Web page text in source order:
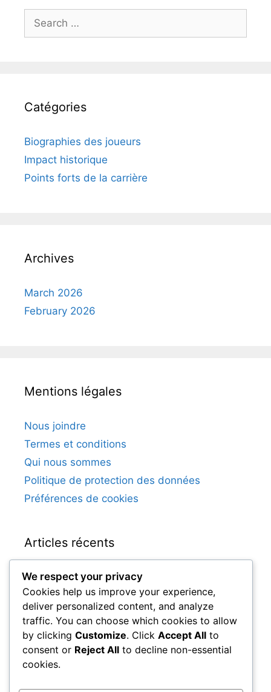
for:
Catégories
Biographies des joueurs
Impact historique
Points forts de la carrière
Archives
March 2026
February 2026
Mentions légales
Nous joindre
Termes et conditions
Qui nous sommes
Politique de protection des données
Préférences de cookies
Articles récents
James McFadden : Enfance, Clubs initiaux,
Soutien familial
Graeme Souness : Jeunesse, Clubs de
jeunes, Influences familiales
Robert Snodgrass : Contributions à la culture
du football écossais, Héritage, Impact
We respect your privacy
Cookies help us improve your experience,
deliver personalized content, and analyze
traffic. You can choose which cookies to allow
by clicking Customize. Click Accept All to
consent or Reject All to decline non-essential
cookies.